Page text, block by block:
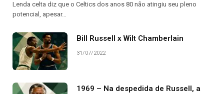
Lenda celta diz que o Celtics dos anos 80 não atingiu seu pleno
potencial, apesar…
Bill Russell x Wilt Chamberlain
31/07/2022
1969 – Na despedida de Russell, a